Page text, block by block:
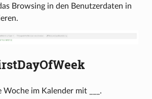
Browsing in den Benutzerdaten in
Woche im Kalender mit ___.